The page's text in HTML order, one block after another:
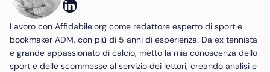
Lavoro con Affidabile.org come redattore esperto di sport e
bookmaker ADM, con più di 5 anni di esperienza. Da ex tennista
e grande appassionato di calcio, metto la mia conoscenza dello
sport e delle scommesse al servizio dei lettori, creando analisi e